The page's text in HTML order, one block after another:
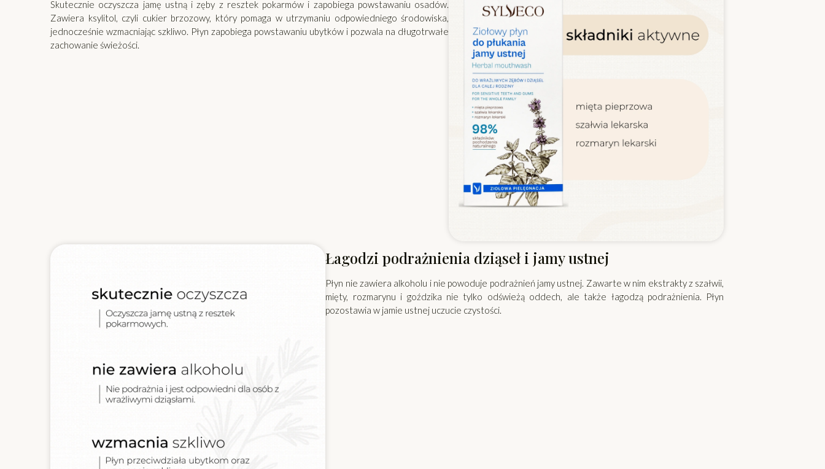
Skutecznie oczyszcza jamę ustną i zęby z resztek pokarmów i zapobiega powstawaniu osadów.
Zawiera ksylitol, czyli cukier brzozowy, który pomaga w utrzymaniu odpowiedniego środowiska,
jednocześnie wzmacniając szkliwo. Płyn zapobiega powstawaniu ubytków i pozwala na długotrwałe
zachowanie świeżości.
Łagodzi podrażnienia dziąseł i jamy ustnej
Płyn nie zawiera alkoholu i nie powoduje podrażnień jamy ustnej. Zawarte w nim ekstrakty z szałwii,
mięty, rozmarynu i goździka nie tylko odświeżą oddech, ale także łagodzą podrażnienia. Płyn
pozostawia w jamie ustnej uczucie czystości.